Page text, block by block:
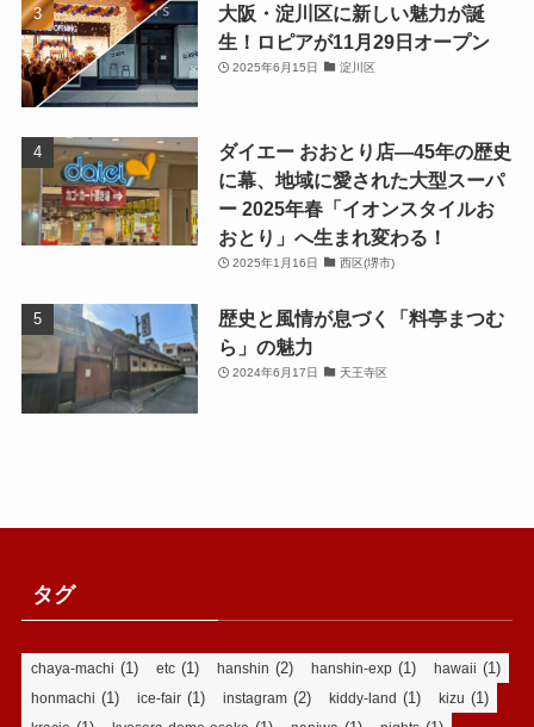
大阪・淀川区に新しい魅力が誕
生！ロピアが11月29日オープン
2025年6月15日 淀川区
ダイエー おおとり店—45年の歴史
に幕、地域に愛された大型スーパ
ー 2025年春「イオンスタイルお
おとり」へ生まれ変わる！
2025年1月16日 西区(堺市)
歴史と風情が息づく「料亭まつむ
ら」の魅力
2024年6月17日 天王寺区
タグ
chaya-machi (1) etc (1) hanshin (2) hanshin-exp (1) hawaii (1)
honmachi (1) ice-fair (1) instagram (2) kiddy-land (1) kizu (1)